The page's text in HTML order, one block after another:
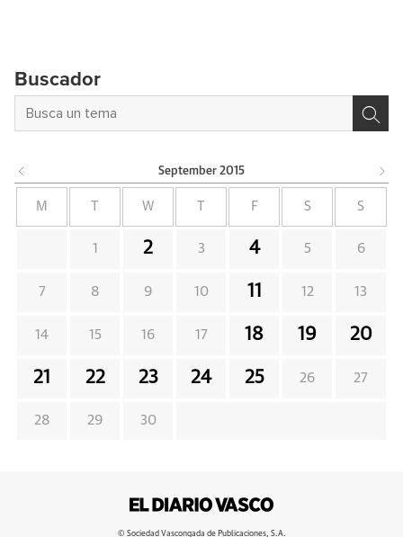
Buscador
September 2015
M W F S S
1 2 3 4 5 6
7 8 9 10 11 12 13
14 15 16 17 18 19 20
21 22 23 24 25 26 27
28 29 30
© Sociedad Vascongada de Publicaciones, S.A.